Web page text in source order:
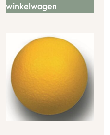
winkelwagen